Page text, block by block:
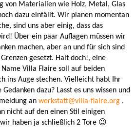
von Materialien wie Holz, Metal, Glas
dazu einfällt. Wir planen momentan
sind uns aber einig, dass das
Über ein paar Auflagen müssen wir
machen, aber an und für sich sind
gesetzt. Halt doch!, eine
Villa Flaire soll auf beiden
ins Auge stechen. Vielleicht habt Ihr
dazu? Lasst es uns wissen und
an werkstatt@villa-flaire.org .
nicht auf den einen Stil einigen
haben ja schließlich 2 Tore 😉